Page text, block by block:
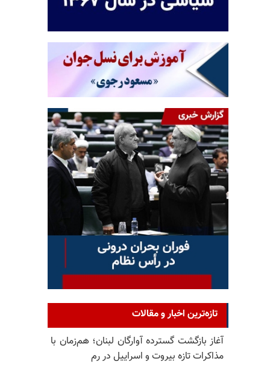
تازه‌ترین اخبار و مقالات
آغاز بازگشت گسترده آوارگان لبنان؛ هم‌زمان با
مذاکرات تازه بیروت و اسراییل در رم